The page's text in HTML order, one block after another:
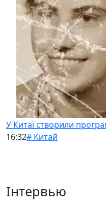
У Китаї створили
16:32# Китай
Інтервью